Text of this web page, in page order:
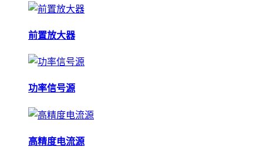
前置放大器
功率信号源
高精度电流源